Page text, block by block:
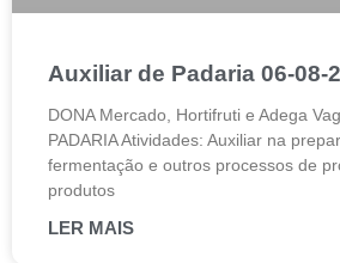
Auxiliar de Padaria 06-08-
DONA Mercado, Hortifruti e Adega
PADARIA Atividades: Auxiliar na
fermentação e outros processos de
produtos
LER MAIS